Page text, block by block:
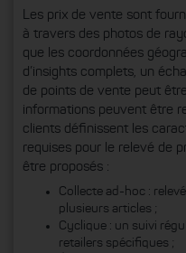
Les prix de vente sont
à travers des photos de
que les coordonnées
d’insights complets, un
de points de vente peut
informations peuvent être
clients définissent les
requises pour le relevé de
être proposés :
Collecte ad-hoc :
plusieurs articles ;
Cyclique : un suivi
retailers spécifiques ;